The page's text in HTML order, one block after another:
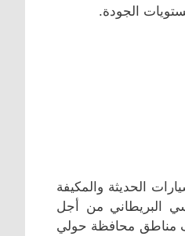
الجودة.
الحديثة والمكيفة
البريطاني من أجل
مناطق محافظة حولي